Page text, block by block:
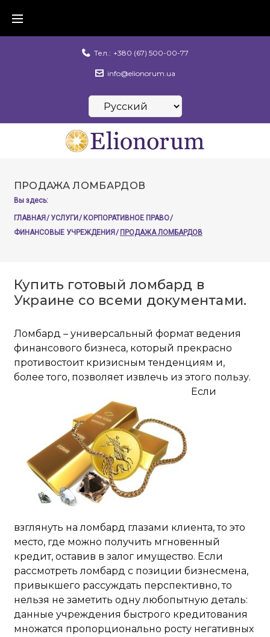
content
Тел.: +380 (67) 500-00-77
info@elionorum.ua
Выбрать
язык
ПРОДАЖА ЛОМБАРДОВ
Вы здесь:
ГЛАВНАЯ / УСЛУГИ / КОРПОРАТИВНОЕ ПРАВО/
ФИНАНСОВЫЕ УЧРЕЖДЕНИЯ / ПРОДАЖА ЛОМБАРДОВ
Купить готовый ломбард в
Украине со всеми документами.
Ломбард – универсальный формат ведения
финансового бизнеса, который прекрасно
противостоит кризисным тенденциям и,
более того, позволяет извлечь из этого пользу.
Если
взглянуть на ломбард глазами клиента, то это
место, где можно получить мгновенный
кредит, оставив в залог имущество. Если
рассмотреть ломбард с позиции бизнесмена,
привыкшего рассуждать перспективно, то
нельзя не заметить одну любопытную деталь:
данные учреждения быстрого кредитования
множатся пропорционально росту негативных